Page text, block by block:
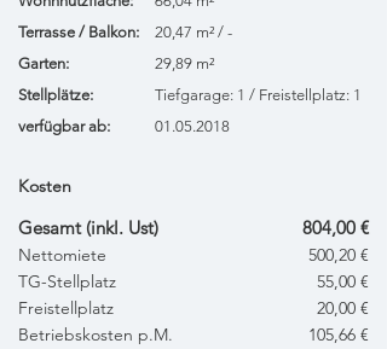
Terrasse / Balkon:
Garten:
Stellplätze:
verfügbar ab:
20,47 m² / -
29,89 m²
Tiefgarage: 1 / Freistellplatz: 1
01.05.2018
Kosten
Gesamt (inkl. Ust)
Nettomiete
TG-Stellplatz
Freistellplatz
Betriebskosten p.M.
804,00 €
500,20 €
55,00 €
20,00 €
105,66 €